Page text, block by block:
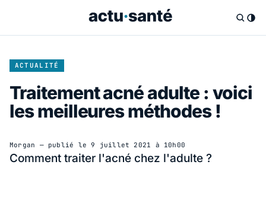
ACTUALITÉ
Traitement acné adulte : voici
les meilleures méthodes !
Morgan — publié le9 juillet 2021 à 10h00
Comment traiter l'acné chez l'adulte ?